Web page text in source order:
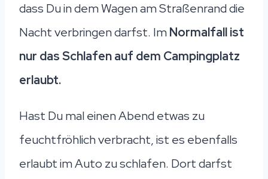
dass Du in dem Wagen am Straßenrand die
Nacht verbringen darfst. ImNormalfall ist
nur das Schlafen auf dem Campingplatz
erlaubt.
Hast Du mal einen Abend etwas zu
feuchtfröhlich verbracht, ist es ebenfalls
erlaubt im Auto zu schlafen. Dort darfst